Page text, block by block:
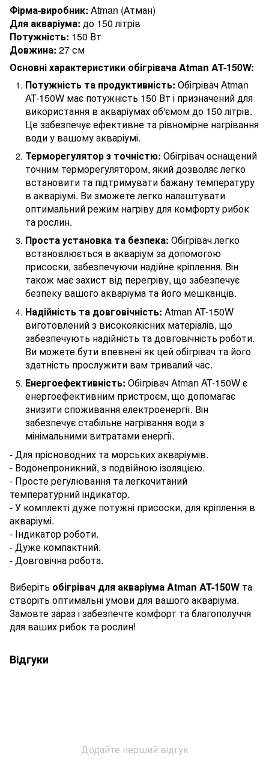
Фірма-виробник: Atman (Атман)
Для акваріума: до 150 літрів
Потужність: 150 Вт
Довжина: 27 см
Основні характеристики обігрівача Atman AT-150W:
Потужність та продуктивність: Обігрівач Atman
AT-150W має потужність 150 Вт і призначений для
використання в акваріумах об'ємом до 150 літрів.
Це забезпечує ефективне та рівномірне нагрівання
води у вашому акваріумі.
Терморегулятор з точністю: Обігрівач оснащений
точним терморегулятором, який дозволяє легко
встановити та підтримувати бажану температуру
в акваріумі. Ви зможете легко налаштувати
оптимальний режим нагріву для комфорту рибок
та рослин.
Проста установка та безпека: Обігрівач легко
встановлюється в акваріум за допомогою
присоски, забезпечуючи надійне кріплення. Він
також має захист від перегріву, що забезпечує
безпеку вашого акваріума та його мешканців.
Надійність та довговічність: Atman AT-150W
виготовлений з високоякісних матеріалів, що
забезпечують надійність та довговічність роботи.
Ви можете бути впевнені як цей обігрівач та його
здатність прослужити вам тривалий час.
Енергоефективність: Обігрівач Atman AT-150W є
енергоефективним пристроєм, що допомагає
знизити споживання електроенергії. Він
забезпечує стабільне нагрівання води з
мінімальними витратами енергії.
- Для прісноводних та морських акваріумів.
- Водонепроникний, з подвійною ізоляцією.
- Просте регулювання та легкочитаний
температурний індикатор.
- У комплекті дуже потужні присоски, для кріплення в
акваріумі.
- Індикатор роботи.
- Дуже компактний.
- Довговічна робота.
Виберіть обігрівач для акваріума Atman AT-150W та
створіть оптимальні умови для вашого акваріума.
Замовте зараз і забезпечте комфорт та благополуччя
для ваших рибок та рослин!
Відгуки
Додайте перший відгук